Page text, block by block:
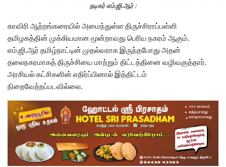
நடிகர் எம்.ஜி.ஆர் :
காவிரி ஆற்றங்கரையில் அமைந்துள்ள திருச்சிராப்பள்ளி
தமிழகத்தின் முக்கியமான மூன்றாவது பெரிய நகரம் ஆகும்.
எம்.ஜி.ஆர் தமிழ்நாட்டின் முதல்வராக இருந்தபோது அதன்
தலைநகரமாகத் திருச்சியை மாற்றும் திட்டத்தினை வழிவகுத்தார்.
அரசியல் கட்சிகளின் எதிர்ப்பினால் இத்திட்டம்
நிறைவேற்றப்படவில்லை.